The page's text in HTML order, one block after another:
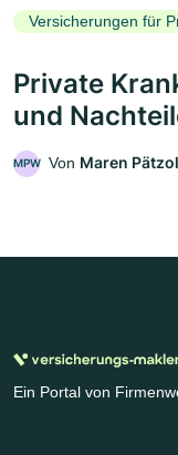
Versicherungen für
Private
und
MPW Von Maren
Ein Portal von